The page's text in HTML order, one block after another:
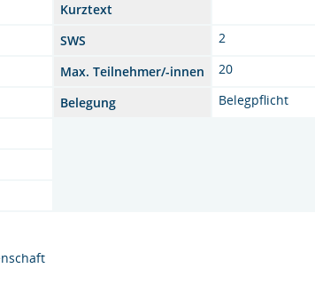
Kurztext
SWS
2
Max. Teilnehmer/-innen
20
Belegung
Belegpflicht